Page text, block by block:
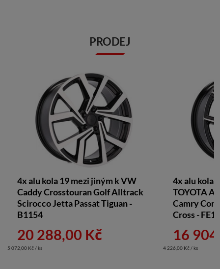
PRODEJ
4x alu kola 19 mezi jiným k VW
Caddy Crosstouran Golf Alltrack
Scirocco Jetta Passat Tiguan -
B1154
20 288,00 Kč
5 072,00 Kč / ks
4x alu kola
TOYOTA
Camry
Cross -
16
4 226,00 Kč / ks